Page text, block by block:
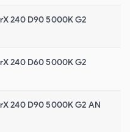
240 D90 5000K G2
240 D60 5000K G2
240 D90 5000K G2 AN